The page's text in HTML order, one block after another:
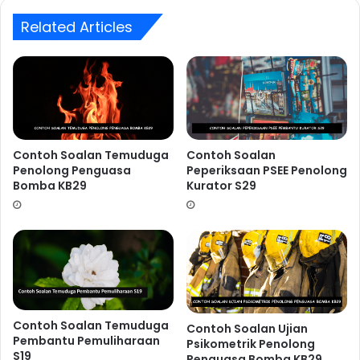
5.Over Confident! Terlalu yakin!.
dilakukan oleh calon-calon yang mempunyai keputusan
akademik yang cemerlang.
Ingin Dapatkan Rujukan
Temuduga Pegawai Kebudayaan
B29 ??
Related Articles
Contoh Soalan Temuduga
Penolong Penguasa
Bomba KB29
Contoh Soalan
Peperiksaan PSEE Penolong
Kurator S29
Contoh Soalan Temuduga
Pembantu Pemuliharaan
S19
Contoh Soalan Ujian
Psikometrik Penolong